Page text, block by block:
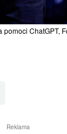
pomoci ChatGPT,
Reklama